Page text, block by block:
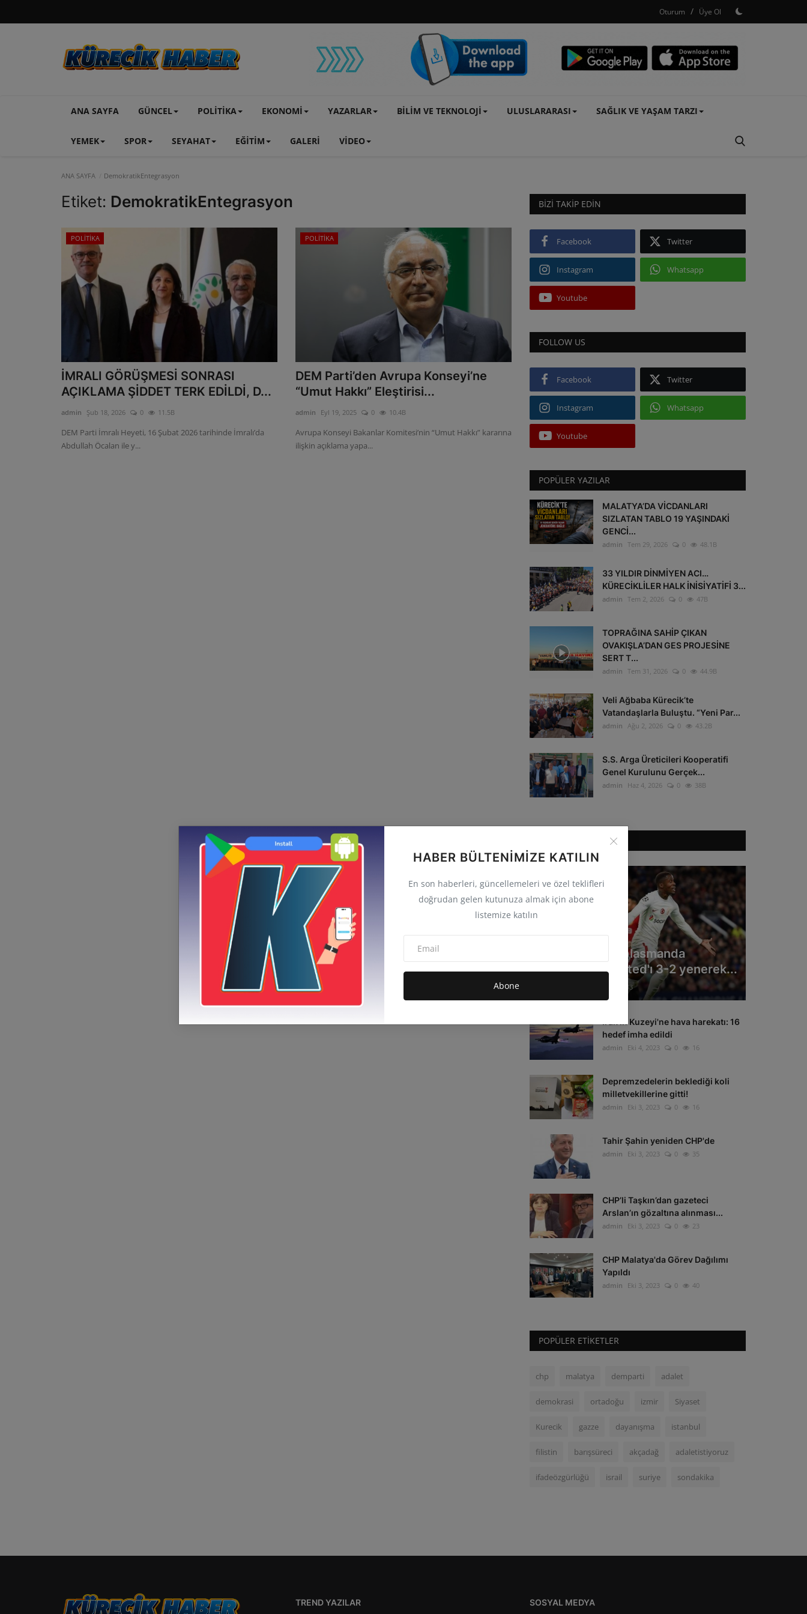
Oturum / Üye Ol
ANA SAYFA GÜNCEL POLİTİKA EKONOMİ YAZARLAR BİLİM VE TEKNOLOJİ ULUSLARARASI SAĞLIK VE YAŞAM TARZI
YEMEK SPOR SEYAHAT EĞİTİM GALERİ VİDEO
HABER BÜLTENIMIZE KATILIN
En son haberleri, güncellemeleri ve özel teklifleri
doğrudan gelen kutunuza almak için abone
listemize katılın
Abone
ANA SAYFA DemokratikEntegrasyon
Etiket: DemokratikEntegrasyon
POLİTİKA
İMRALI GÖRÜŞMESİ SONRASI
AÇIKLAMA ŞİDDET TERK EDİLDİ, D...
admin Şub 18, 2026 0 11.5B
DEM Parti İmralı Heyeti, 16 Şubat 2026 tarihinde İmralı’da
Abdullah Öcalan ile y...
POLİTİKA
DEM Parti’den Avrupa Konseyi’ne
“Umut Hakkı” Eleştirisi...
admin Eyl 19, 2025 0 10.4B
Avrupa Konseyi Bakanlar Komitesi’nin “Umut Hakkı” kararına
ilişkin açıklama yapa...
BIZI TAKIP EDIN
Facebook Twitter
Instagram Whatsapp
Youtube
FOLLOW US
Facebook Twitter
Instagram Whatsapp
Youtube
POPÜLER YAZILAR
MALATYA’DA VİCDANLARI
SIZLATAN TABLO 19 YAŞINDAKİ
GENCİ...
admin Tem 29, 2026 0 48.1B
33 YILDIR DİNMİYEN ACI…
KÜRECİKLİLER HALK İNİSİYATİFİ 3...
admin Tem 2, 2026 0 47B
TOPRAĞINA SAHİP ÇIKAN
OVAKIŞLA’DAN GES PROJESİNE
SERT T...
admin Tem 31, 2026 0 44.9B
Veli Ağbaba Kürecik’te
Vatandaşlarla Buluştu. “Yeni Par...
admin Ağu 2, 2026 0 43.2B
S.S. Arga Üreticileri Kooperatifi
Genel Kurulunu Gerçek...
admin Haz 4, 2026 0 38B
ÖNERILEN HABERLER
GÜNCEL
Galatasaray deplasmanda
Manchester United'ı 3-2 yenerek...
33
Irak'ın Kuzeyi'ne hava harekatı: 16
hedef imha edildi
admin Eki 4, 2023 0 16
Depremzedelerin beklediği koli
milletvekillerine gitti!
admin Eki 3, 2023 0 16
Tahir Şahin yeniden CHP'de
admin Eki 3, 2023 0 35
CHP’li Taşkın’dan gazeteci
Arslan’ın gözaltına alınması...
admin Eki 3, 2023 0 23
CHP Malatya'da Görev Dağılımı
Yapıldı
admin Eki 3, 2023 0 40
POPÜLER ETIKETLER
chp malatya demparti adalet
demokrasi ortadoğu izmir Siyaset
Kurecik gazze dayanışma istanbul
filistin barışsüreci akçadağ adaletistiyoruz
ifadeözgürlüğü israil suriye sondakika
TREND YAZILAR SOSYAL MEDYA